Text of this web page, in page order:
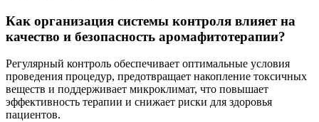
Как организация системы контроля влияет на
качество и безопасность аромафитотерапии?
Регулярный контроль обеспечивает оптимальные условия
проведения процедур, предотвращает накопление токсичных
веществ и поддерживает микроклимат, что повышает
эффективность терапии и снижает риски для здоровья
пациентов.